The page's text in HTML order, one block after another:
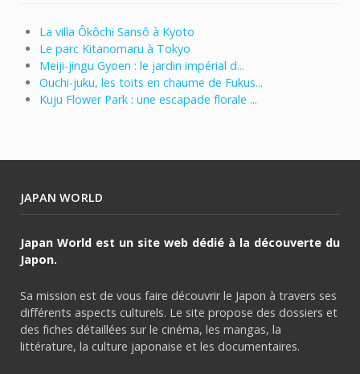
La villa Ôkôchi Sansô à Kyoto
Le parc Kitanomaru à Tokyo
Meiji-jingu Gyoen : le jardin impérial d...
Ouchi-juku, les toits en chaume de Fukus...
Kuju Flower Park : une escapade florale ...
JAPAN WORLD
Japan World est un site web dédié à la découverte du
Japon.
Sa mission est de vous faire découvrir le Japon à travers ses
différents aspects culturels. Le site propose des dossiers et
des fiches détaillées sur le cinéma, les mangas, la
littérature, la culture japonaise et les documentaires.